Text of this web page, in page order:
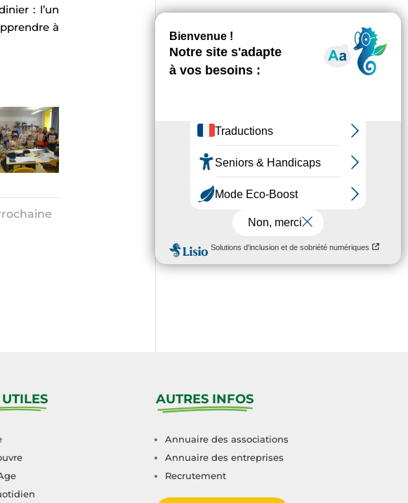
: l’un
à
AUTRES INFOS
Annuaire des associations
Annuaire des entreprises
Recrutement